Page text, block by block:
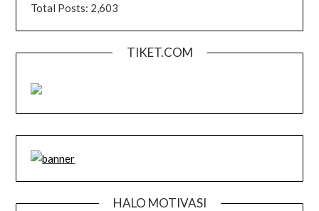
Total Posts: 2,603
TIKET.COM
HALO MOTIVASI